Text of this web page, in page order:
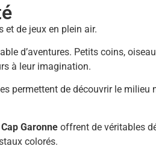
et de jeux en plein air.
d’aventures. Petits coins,
à leur imagination.
permettent de découvrir le milieu
Garonne offrent de véritables
colorés.